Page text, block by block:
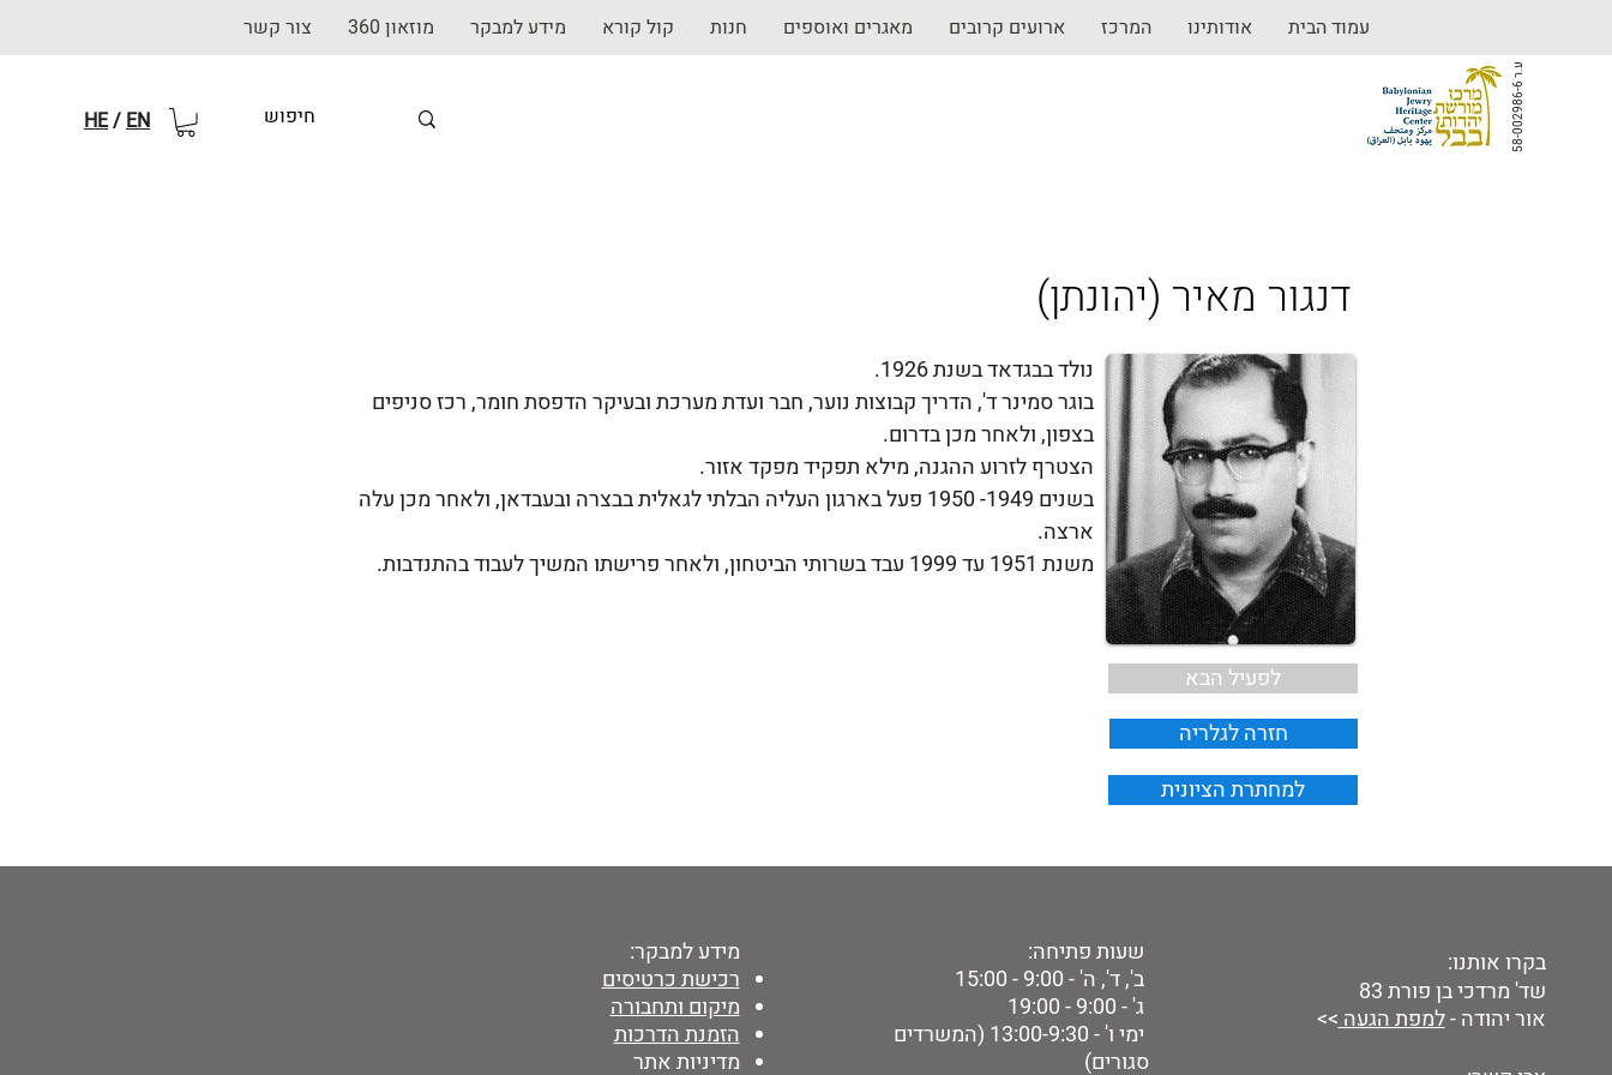
עמוד הבית אודותינו המרכז ארועים קרובים מאגרים ואוספים חנות קול קורא מידע למבקר מוזאון 360 צור קשר
HE/EN
ע
.
ר
5
8
-
0
0
2
9
8
6
-
6
(דנגור מאיר (יהונתן
נולד בבגדאד בשנת 1926.
בוגר סמינר ד', הדריך קבוצות נוער, חבר ועדת מערכת ובעיקר הדפסת חומר, רכז סניפים
בצפון, ולאחר מכן בדרום.
הצטרף לזרוע ההגנה, מילא תפקיד מפקד אזור.
בשנים 1949- 1950 פעל בארגון העליה הבלתי לגאלית בבצרה ובעבדאן, ולאחר מכן עלה
ארצה.
משנת 1951 עד 1999 עבד בשרותי הביטחון, ולאחר פרישתו המשיך לעבוד בהתנדבות.
לפעיל הבא
חזרה לגלריה
למחתרת הציונית
מידע למבקר:
רכישת כרטיסים
מיקום ותחבורה
הזמנת הדרכות
מדיניות אתר
שעות פתיחה:
ב', ד', ה' - 9:00 - 15:00
ג' - 9:00 - 19:00
ימי ו' - 13:00-9:30 (המשרדים
סגורים)
בקרו אותנו:
שד' מרדכי בן פורת 83
אור יהודה -למפת הגעה>>